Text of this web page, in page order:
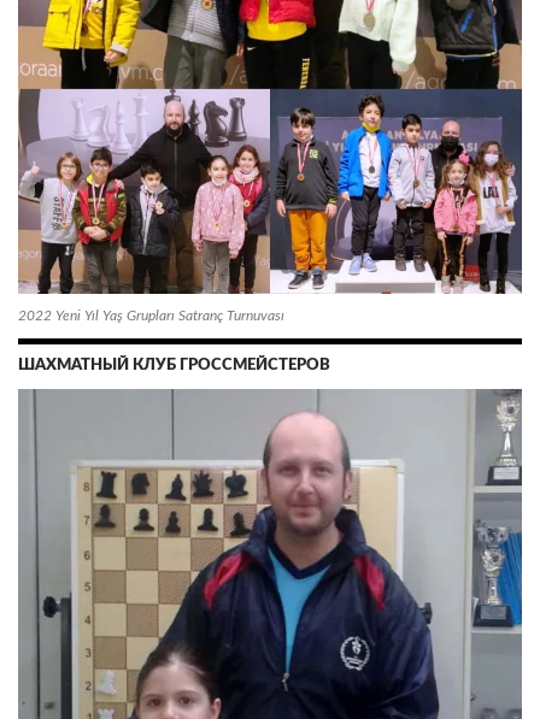
2022 Yeni Yıl Yaş Grupları Satranç Turnuvası
ШАХМАТНЫЙ КЛУБ ГРОССМЕЙСТЕРОВ